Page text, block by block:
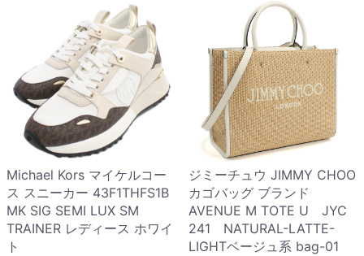
Michael Kors マイケルコー
ス スニーカー 43F1THFS1B
MK SIG SEMI LUX SM
TRAINER レディース ホワイ
ト
ジミーチュウ JIMMY CHOO
カゴバッグ ブランド
AVENUE M TOTE U JYC
241 NATURAL-LATTE-
LIGHTベージュ系 bag-01